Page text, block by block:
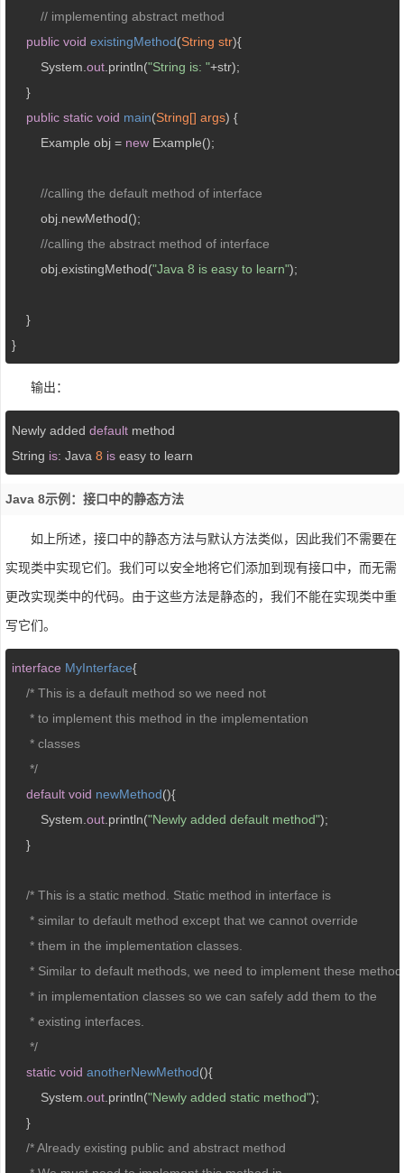
// implementing abstract method
public void existingMethod(String str){
        System.
out .println("String is: "+str);
    }
public static void main(String[] args) {
    	Example obj =
new Example();
//calling the default method of interface
        obj.newMethod();
//calling the abstract method of interface
        obj.existingMethod(
"Java 8 is easy to learn");
    }
}
输出：
Newly added default method
String is: Java 8 is
Java 8示例：接口中的静态方法
如上所述，接口中的静态方法与默认方法类似，因此我们不需要在
实现类中实现它们。我们可以安全地将它们添加到现有接口中，而无需
更改实现类中的代码。由于这些方法是静态的，我们不能在实现类中重
写它们。
interface MyInterface{
/* This is a default method so we need not
     * to implement this method in the implementation
     * classes
     */
default void newMethod(){
        System.
out .println("Newly added default method");
    }
/* This is a static method. Static method in interface is
     * similar to default method except that we cannot override
     * them in the implementation classes.
* Similar to default methods, we need to implement these
     * in implementation classes so we can safely add them to the
     * existing interfaces.
     */
static void anotherNewMethod(){
    	System.
out .println("Newly added static method");
    }
/* Already existing public and abstract method